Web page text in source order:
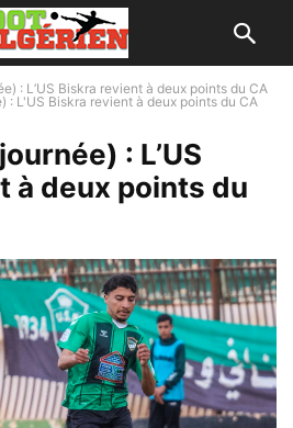
: L’US Biskra revient à deux points du CA
: L'US Biskra revient à deux points du CA
: L’US
à deux points du